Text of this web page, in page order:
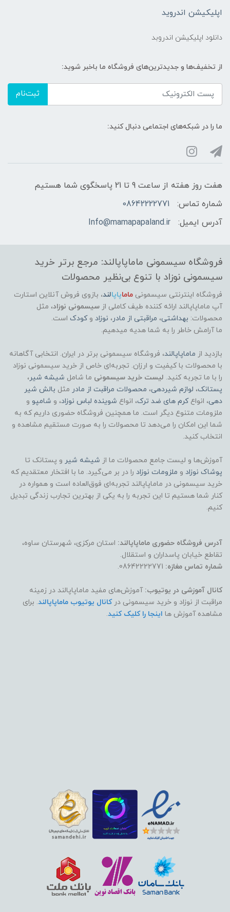
اپلیکیشن اندروید
دانلود اپلیکیشن اندروبد
از تخفیف‌ها و جدیدترین‌های فروشگاه ما باخبر شوید:
ثبت‌نام
ما را در شبکه‌های اجتماعی دنبال کنید:
هفت روز هفته از ساعت 9 تا 21 پاسخگوی شما هستیم
شماره تماس:
08642222771
آدرس ایمیل:
Info@mamapapaland.ir
فروشگاه سیسمونی ماماپاپالند: مرجع برتر خرید
سیسمونی نوزاد با تنوع بی‌نظیر محصولات
فروشگاه اینترنتی سیسمونی ماماپاپالند، بازوی فروش آنلاین استارت
آپ ماماپاپالند ارائه کننده طیف کاملی از سیسمونی نوزاد، مثل
محصولات: بهداشتی، مراقبتی از مادر ، نوزاد وکودک است.
ما آرامش خاطر را به شما هدیه میدهیم.
بازدید از ماماپاپالند، فروشگاه سیسمونی برتر در ایران. انتخابی آگاهانه
با محصولات با کیفیت و ارزان. تجربه‌ای خاص از خرید سیسمونی نوزاد
را با ما تجربه کنید. لیست خرید سیسمونی ما شامل شیشه شیر ،
پستانک، لوازم شیردهی، محصولات مراقبت از مادر مثل بالش شیر
دهی، انواعکرم های ضد ترک، انواع شوینده لباس نوزاد، و شامپو و
ملزومات متنوع دیگر است. ما همچنین فروشگاه حضوری داریم که به
شما این امکان را می‌دهد تا محصولات را به صورت مستقیم مشاهده و
انتخاب کنید.
آموزش‌ها و لیست جامع محصولات ما از شیشه شیر و پستانک تا
پوشاک نوزاد و ملزومات نوزاد را در بر می‌گیرد. ما با افتخار معتقدیم که
خرید سیسمونی در ماماپاپالند تجربه‌ای فوق‌العاده است و همواره در
کنار شما هستیم تا این تجربه را به یکی از بهترین تجارب زندگی تبدیل
کنیم.
آدرس فروشگاه حضوری ماماپاپالند: استان مرکزی، شهرستان ساوه،
تقاطع خیابان پاسداران و استقلال.
شماره تماس مغازه:
کانال آموزشی در یوتیوب: آموزش‌های مفید ماماپاپالند در زمینه
مراقبت از نوزاد و خرید سیسمونی درکانال یوتیوب ماماپاپالند. برای
مشاهده آموزش ها اینجا را کلیک کنید.